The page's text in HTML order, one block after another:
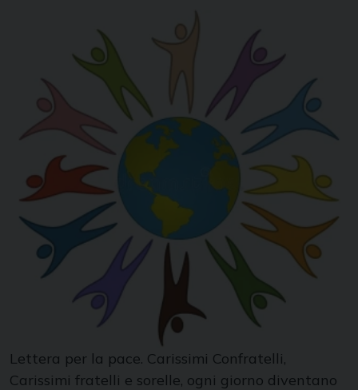
Lettera per la pace. Carissimi Confratelli,
Carissimi fratelli e sorelle, ogni giorno diventano